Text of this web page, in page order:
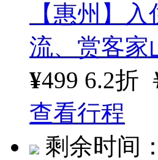
【惠州】
流、赏客家
¥499 6.2折
查看行程
剩余时间：